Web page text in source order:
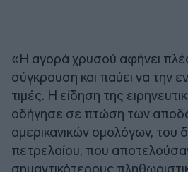
«Η αγορά χρυσού αφήνει
σύγκρουση και παύει να την
τιμές. Η είδηση της
οδήγησε σε πτώση των
αμερικανικών ομολόγων, του
πετρελαίου, που
σημαντικότερους